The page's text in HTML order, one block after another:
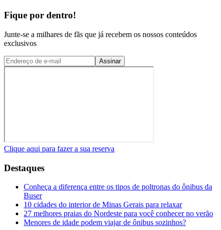
Fique por dentro!
Junte-se a milhares de fãs que já recebem os nossos conteúdos
exclusivos
Assinar
Clique aqui para fazer a sua reserva
Destaques
Conheça a diferença entre os tipos de poltronas do ônibus da
Buser
10 cidades do interior de Minas Gerais para relaxar
27 melhores praias do Nordeste para você conhecer no verão
Menores de idade podem viajar de ônibus sozinhos?